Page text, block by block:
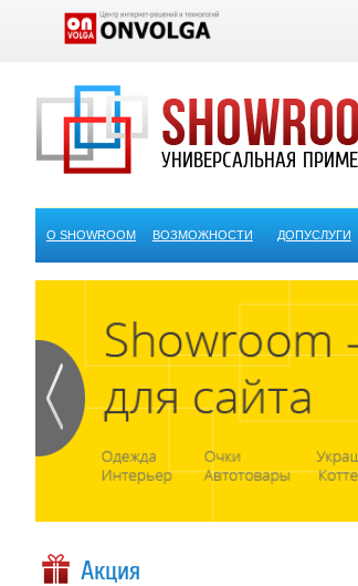
УНИВЕРСАЛЬНАЯ
О SHOWROOM ВОЗМОЖНОСТИ ДОПУСЛУГИ
Акция